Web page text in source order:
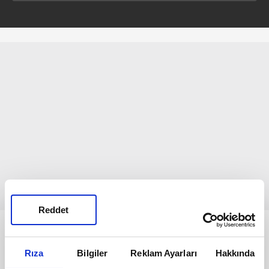
Rıza Bilgiler Reklam Ayarları Hakkında
Reddet
Bunlar da Var